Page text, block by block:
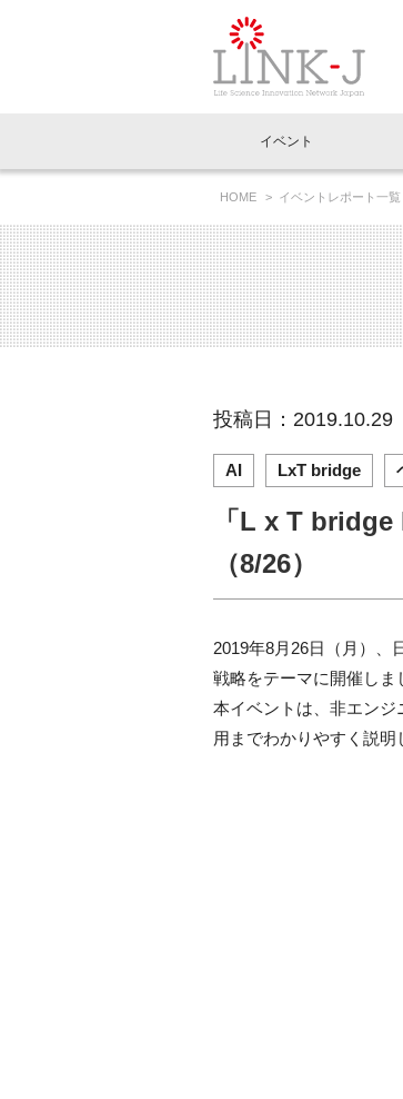
イベントお知らせメール登
イベント
イベント一覧
LINK-J主催・共催
LINK-J協賛・協力
Out of Box相談室
インタビュー・コラム一覧
スペシャルインタビュー
連載コラム
ニュース一覧
トピック
メディア情報
協賛・協力
理事長挨拶
国内外連携
組織概要
特別会員一覧
専用メニューはこちら
ラウンジ・会議室
アクセス
HOME イベントレポート一覧
投稿日：2019.10.29
AI LxT bridge
「L x T
（8/26）
2019年8月26日（月）、
戦略をテーマに開催しま
本イベントは、非エン
用までわかりやすく説明